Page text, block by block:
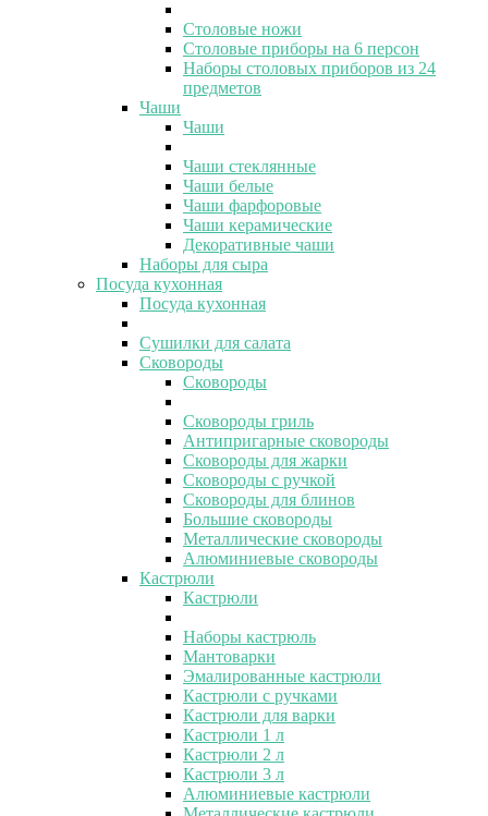
Столовые ножи
Столовые приборы на 6 персон
Наборы столовых приборов из 24
предметов
Чаши
Чаши
Чаши стеклянные
Чаши белые
Чаши фарфоровые
Чаши керамические
Декоративные чаши
Наборы для сыра
Посуда кухонная
Посуда кухонная
Сушилки для салата
Сковороды
Сковороды
Сковороды гриль
Антипригарные сковороды
Сковороды для жарки
Сковороды с ручкой
Сковороды для блинов
Большие сковороды
Металлические сковороды
Алюминиевые сковороды
Кастрюли
Кастрюли
Наборы кастрюль
Мантоварки
Эмалированные кастрюли
Кастрюли с ручками
Кастрюли для варки
Кастрюли 1 л
Кастрюли 2 л
Кастрюли 3 л
Алюминиевые кастрюли